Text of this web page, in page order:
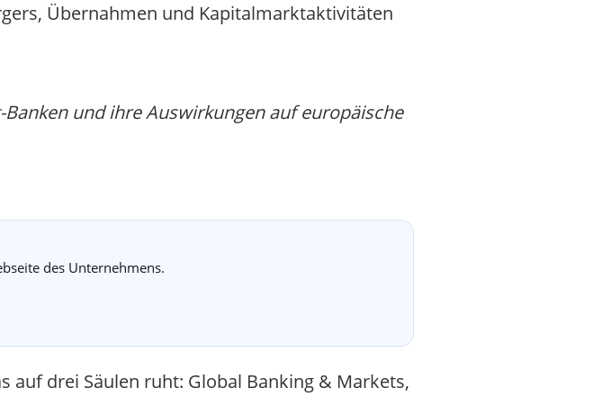
Übernahmen und Kapitalmarktaktivitäten
und ihre Auswirkungen auf europäische
des Unternehmens.
auf drei Säulen ruht: Global Banking & Markets,